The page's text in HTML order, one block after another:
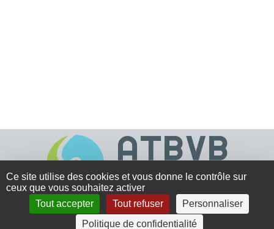
4 rue Crec’h-Ugen
Ce site utilise des cookies et vous donne le contrôle sur
ceux que vous souhaitez activer
Tout accepter
Tout refuser
Personnaliser
Politique de confidentialité